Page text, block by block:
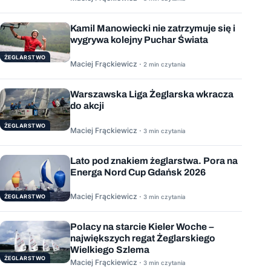
ŻEGLARSTWO
Kamil Manowiecki nie zatrzymuje się i
wygrywa kolejny Puchar Świata
Maciej Frąckiewicz · 2 min czytania
ŻEGLARSTWO
Warszawska Liga Żeglarska wkracza
do akcji
Maciej Frąckiewicz · 3 min czytania
ŻEGLARSTWO
Lato pod znakiem żeglarstwa. Pora na
Energa Nord Cup Gdańsk 2026
Maciej Frąckiewicz · 3 min czytania
ŻEGLARSTWO
Polacy na starcie Kieler Woche –
największych regat Żeglarskiego
Wielkiego Szlema
Maciej Frąckiewicz · 3 min czytania